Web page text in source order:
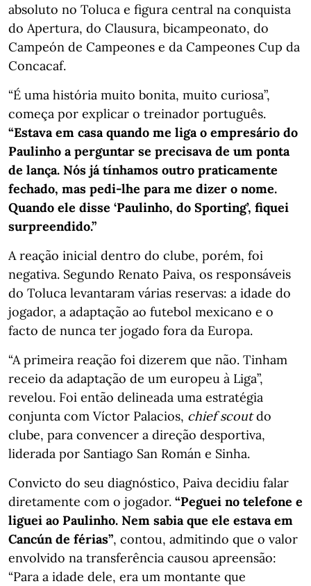
absoluto no Toluca e figura central na conquista
do Apertura, do Clausura, bicampeonato, do
Campeón de Campeones e da Campeones Cup da
Concacaf.
“É uma história muito bonita, muito curiosa”,
começa por explicar o treinador português.
“Estava em casa quando me liga o empresário do
Paulinho a perguntar se precisava de um ponta
de lança. Nós já tínhamos outro praticamente
fechado, mas pedi-lhe para me dizer o nome.
Quando ele disse ‘Paulinho, do Sporting’, fiquei
surpreendido.”
A reação inicial dentro do clube, porém, foi
negativa. Segundo Renato Paiva, os responsáveis
do Toluca levantaram várias reservas: a idade do
jogador, a adaptação ao futebol mexicano e o
facto de nunca ter jogado fora da Europa.
“A primeira reação foi dizerem que não. Tinham
receio da adaptação de um europeu à Liga”,
revelou. Foi então delineada uma estratégia
conjunta com Víctor Palacios, chief scoutdo
clube, para convencer a direção desportiva,
liderada por Santiago San Román e Sinha.
Convicto do seu diagnóstico, Paiva decidiu falar
diretamente com o jogador. “Peguei no telefone e
liguei ao Paulinho. Nem sabia que ele estava em
Cancún de férias”, contou, admitindo que o valor
envolvido na transferência causou apreensão:
“Para a idade dele, era um montante que